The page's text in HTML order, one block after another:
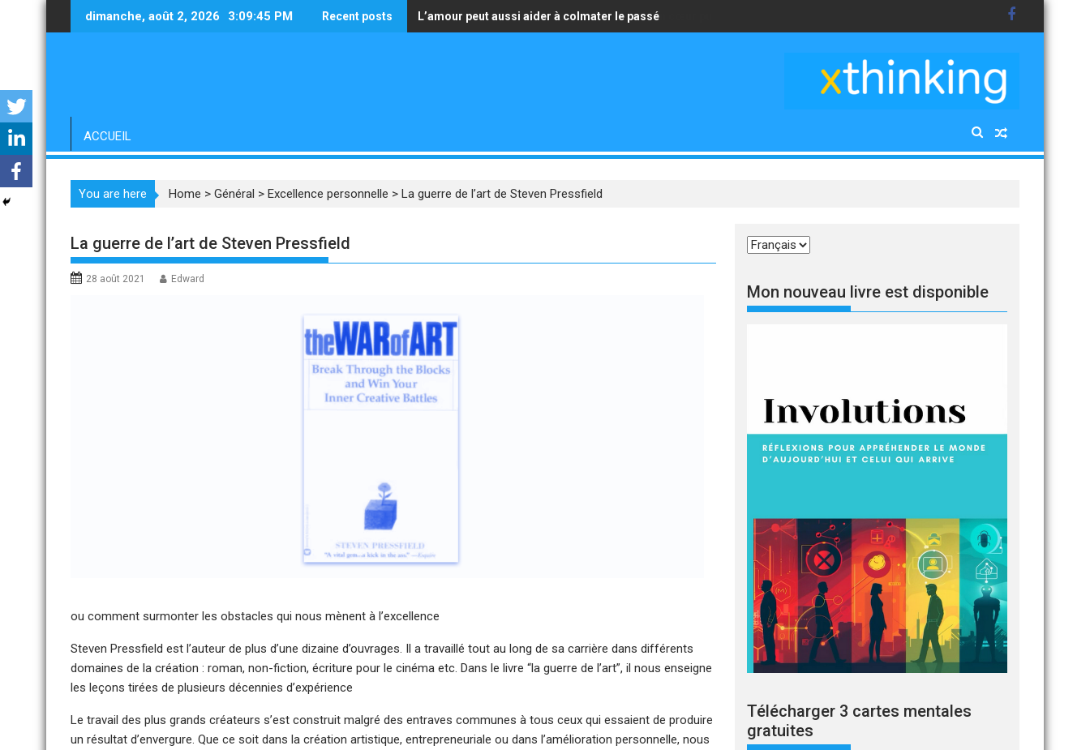
dimanche, août 2, 2026 3:09:46 PM Recent posts L’amour peut aussi aider à colmater le passé
La seule richesse qui vaille est celle d’avoir un cœur pur
ACCUEIL
You are here Home > Général > Excellence personnelle > La guerre de l’art de Steven Pressfield
La guerre de l’art de Steven Pressfield
28 août 2021 Edward
ou comment surmonter les obstacles qui nous mènent à l’excellence
Steven Pressfield est l’auteur de plus d’une dizaine d’ouvrages. Il a travaillé tout au long de sa carrière dans différents
domaines de la création : roman, non-fiction, écriture pour le cinéma etc. Dans le livre “la guerre de l’art”, il nous enseigne
les leçons tirées de plusieurs décennies d’expérience
Le travail des plus grands créateurs s’est construit malgré des entraves communes à tous ceux qui essaient de produire
un résultat d’envergure. Que ce soit dans la création artistique, entrepreneuriale ou dans l’amélioration personnelle, nous
Choisir
langue
Mon nouveau livre est disponible
Télécharger 3 cartes mentales
gratuites